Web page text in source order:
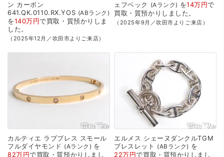
ン カーボン
641.QK.0110.RX.YOS
ABランク
を140万円で買取・質預かり しま
した。
（2025年12月／吹田市よりご来店）
ェフベック
Aランク を14万円で
買取・質預かり しました。
（2025年9月／吹田市よりご来店）
カルティエ ラブブレス スモール
フルダイヤモンド
Aランク
を
82万円で買取・質預かり しまし
エルメス シェーヌダンクルTGM
ブレスレット
ABランク
を
22万円で買取・質預かり しまし